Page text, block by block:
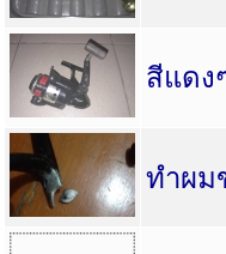
สีแดง
ทำผม